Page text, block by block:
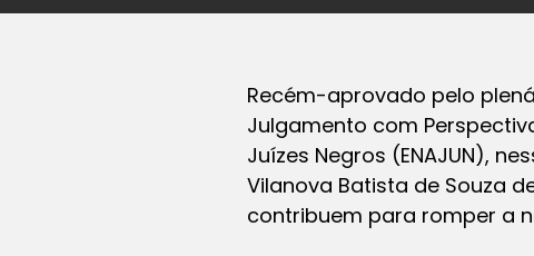
Recém-aprovado pelo
Julgamento com
Juízes Negros (ENAJUN),
Vilanova Batista de Souza
contribuem para romper a